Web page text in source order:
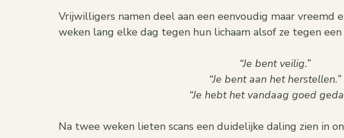
Vrijwilligers namen deel aan een eenvoudig maar vreemd
weken lang elke dag tegen hun lichaam alsof ze tegen
“Je bent veilig.”
“Je bent aan het herstellen.”
“Je hebt het vandaag goed
Na twee weken lieten scans een duidelijke daling zien in